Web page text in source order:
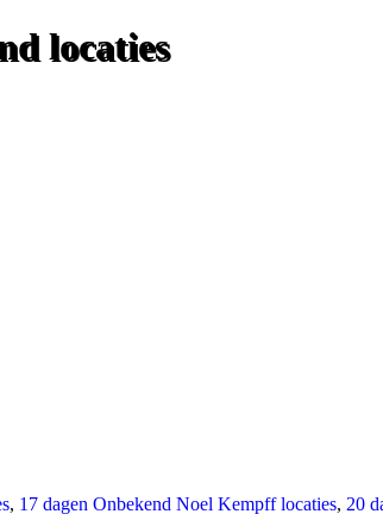
locaties
, 17 dagen Onbekend Noel Kempff locaties, 20